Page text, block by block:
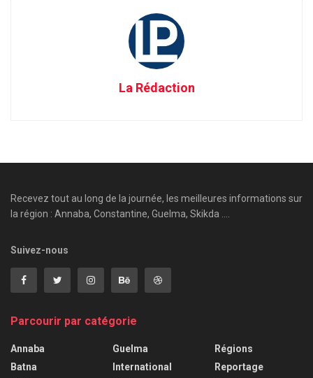
La Rédaction
Recevez tout au long de la journée, les meilleures informations sur
la région : Annaba, Constantine, Guelma, Skikda ....
Suivez-nous
Parcourir par catégorie
Annaba
Batna
Guelma
International
Régions
Reportage